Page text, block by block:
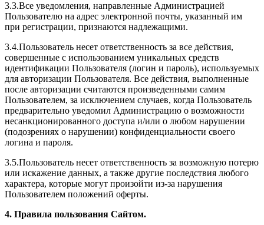
3.3.Все уведомления, направленные Администрацией
Пользователю на адрес электронной почты, указанный им
при регистрации, признаются надлежащими.
3.4.Пользователь несет ответственность за все действия,
совершенные с использованием уникальных средств
идентификации Пользователя (логин и пароль), используемых
для авторизации Пользователя. Все действия, выполненные
после авторизации считаются произведенными самим
Пользователем, за исключением случаев, когда Пользователь
предварительно уведомил Администрацию о возможности
несанкционированного доступа и/или о любом нарушении
(подозрениях о нарушении) конфиденциальности своего
логина и пароля.
3.5.Пользователь несет ответственность за возможную потерю
или искажение данных, а также другие последствия любого
характера, которые могут произойти из-за нарушения
Пользователем положений оферты.
4. Правила пользования Сайтом.